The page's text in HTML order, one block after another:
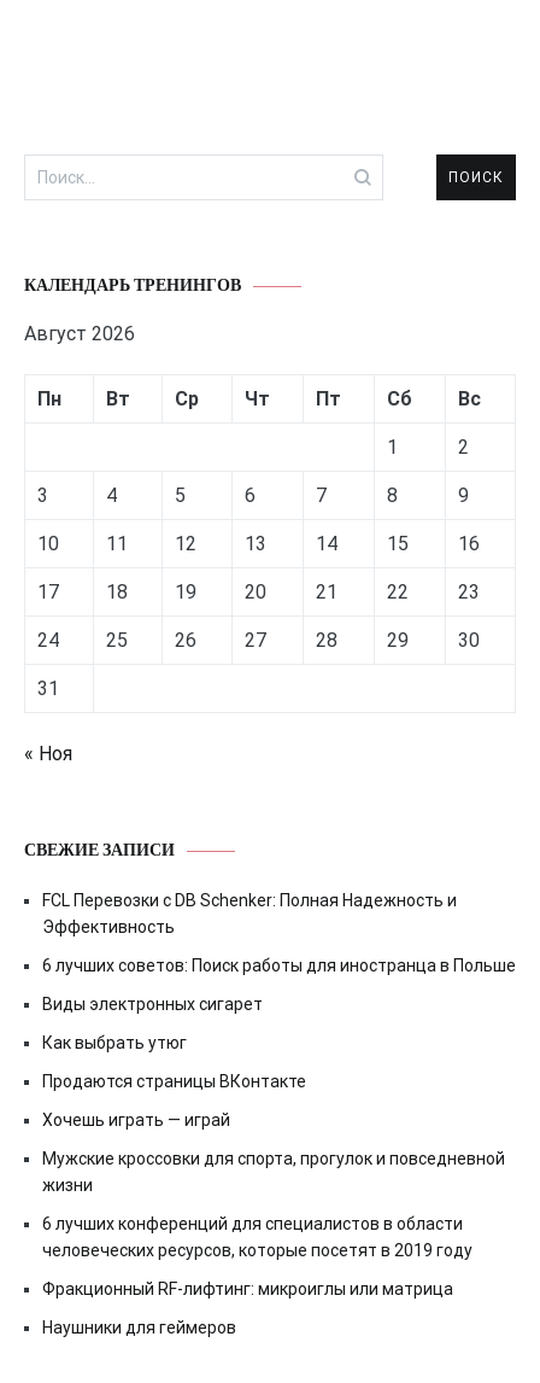
Найти:
КАЛЕНДАРЬ ТРЕНИНГОВ
Август 2026
Пн Вт Ср Чт Пт Сб Вс
1 2
3 4 5 6 7 8 9
10 11 12 13 14 15 16
17 18 19 20 21 22 23
24 25 26 27 28 29 30
31
« Ноя
СВЕЖИЕ ЗАПИСИ
FCL Перевозки с DB Schenker: Полная Надежность и
Эффективность
6 лучших советов: Поиск работы для иностранца в Польше
Виды электронных сигарет
Как выбрать утюг
Продаются страницы ВКонтакте
Хочешь играть — играй
Мужские кроссовки для спорта, прогулок и повседневной
жизни
6 лучших конференций для специалистов в области
человеческих ресурсов, которые посетят в 2019 году
Фракционный RF-лифтинг: микроиглы или матрица
Наушники для геймеров